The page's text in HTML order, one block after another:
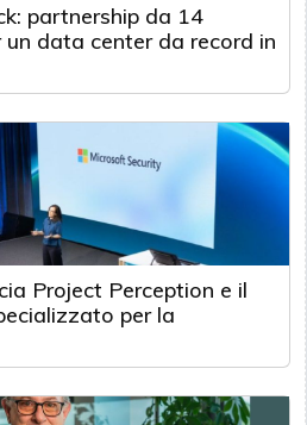
partnership da 14
data center da record in
Project Perception e il
per la